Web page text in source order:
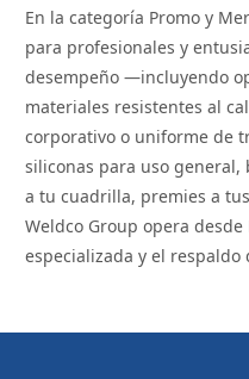
En la categoría Promo y
para profesionales y
desempeño —incluyendo
materiales resistentes al
corporativo o uniforme de
siliconas para uso general,
a tu cuadrilla, premies a
Weldco Group opera
especializada y el